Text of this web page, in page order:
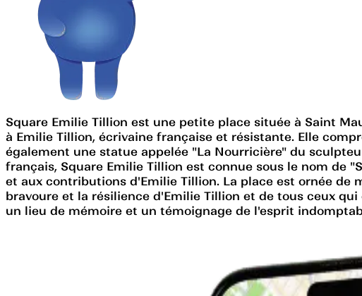
Square Emilie Tillion est une petite place située à Saint
à Emilie Tillion, écrivaine française et résistante. Elle
également une statue appelée "La Nourricière" du
français, Square Emilie Tillion est connue sous le nom de
et aux contributions d'Emilie Tillion. La place est ornée de
bravoure et la résilience d'Emilie Tillion et de tous ceux
un lieu de mémoire et un témoignage de l'esprit